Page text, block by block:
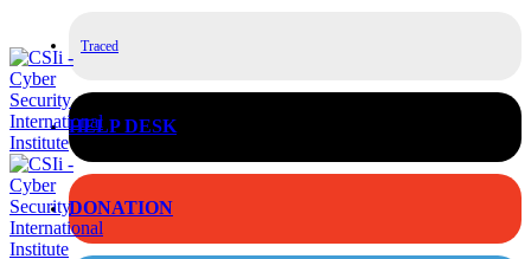
Traced
HELP DESK
DONATION